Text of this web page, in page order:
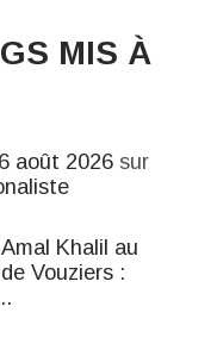
MIS À
août 2026sur
Khalil au
Vouziers :